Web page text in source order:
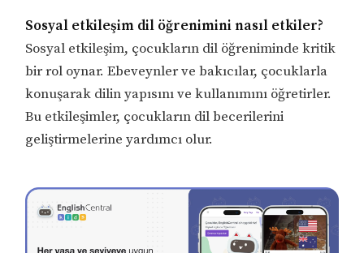
Sosyal etkileşim dil öğrenimini nasıl etkiler?
Sosyal etkileşim, çocukların dil öğreniminde kritik
bir rol oynar. Ebeveynler ve bakıcılar, çocuklarla
konuşarak dilin yapısını ve kullanımını öğretirler.
Bu etkileşimler, çocukların dil becerilerini
geliştirmelerine yardımcı olur.